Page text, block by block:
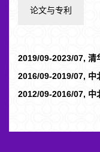
论文与专利
2019/09-2023/07, 清
2016/09-2019/07, 中
2012/09-2016/07, 中